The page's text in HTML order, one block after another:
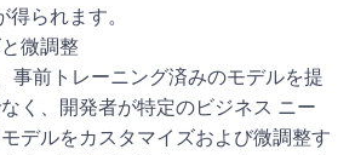
得られます。
微調整
前トレーニング済みのモデルを提
く、開発者が特定のビジネス ニー
デルをカスタマイズおよび微調整す